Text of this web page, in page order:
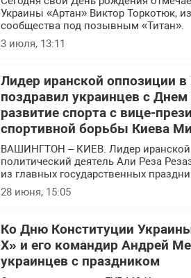
Украины «Артан» Виктор Торкотюк,
сообщества под позывным «Титан».
3 июля, 13:11
Лидер иранской оппозиции
поздравил украинцев с
развитие спорта с вице-
спортивной борьбы Киева
ВАШИНГТОН – КИЕВ. Лидер
политический деятель Али Реза
из главных государственных
28 июня, 15:05
Ко Дню Конституции
Х» и его командир Андрей
украинцев с праздником